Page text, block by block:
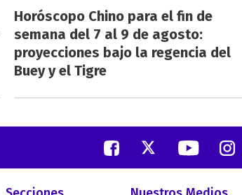
Horóscopo Chino para el fin de
semana del 7 al 9 de agosto:
proyecciones bajo la regencia del
Buey y el Tigre